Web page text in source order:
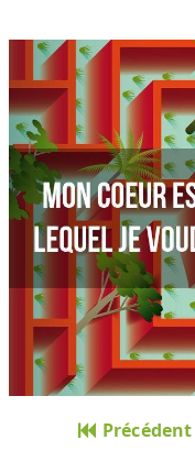
Précédent